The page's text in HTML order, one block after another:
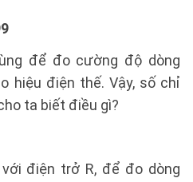
để đo cường độ dòng
hiệu điện thế. Vậy, số chỉ
ta biết điều gì?
điện trở R, để đo dòng